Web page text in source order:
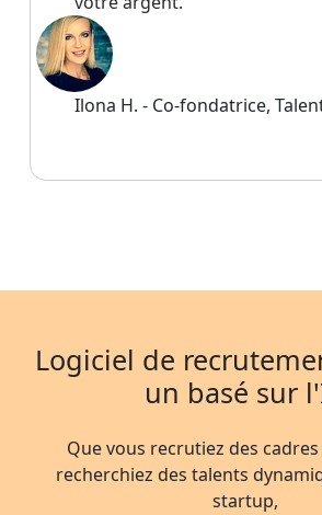
Ilona H. - Co-fondatrice,
Logiciel de
un basé sur
Que vous recrutiez des
recherchiez des talents
startup,